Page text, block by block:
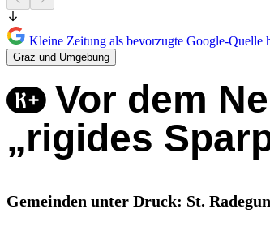
Kleine Zeitung als bevorzugte Google-Quelle
Graz und Umgebung
Vor dem
„rigides
Gemeinden unter Druck: St.